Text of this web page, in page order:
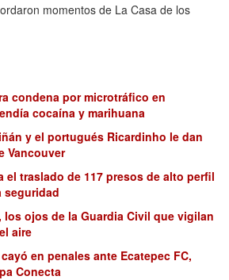
momentos de La Casa de los
condena por microtráfico en
cocaína y marihuana
y el portugués Ricardinho le dan
Vancouver
el traslado de 117 presos de alto perfil
seguridad
los ojos de la Guardia Civil que vigilan
aire
en penales ante Ecatepec FC,
Conecta